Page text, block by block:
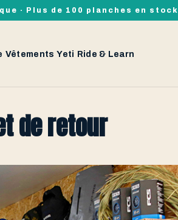
· Plus de 100 planches en stock
Vêtements Yeti Ride & Learn
de retour